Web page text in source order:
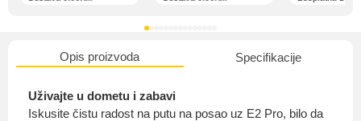
Opis proizvoda Specifikacije
Uživajte u dometu i zabavi
Iskusite čistu radost na putu na posao uz E2 Pro, bilo da
O nama